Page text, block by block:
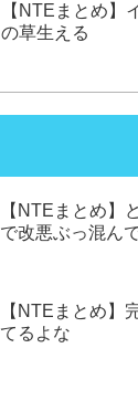
【NTEまとめ】
の草生える
【NTEまとめ】
で改悪ぶっ混ん
【NTEまとめ】
てるよな